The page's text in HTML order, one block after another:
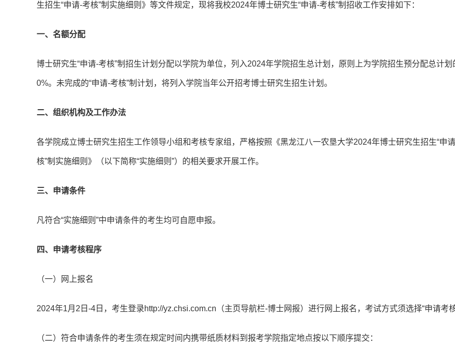
生招生“申请-考核”制实施细则》等文件规定，现将我校2024年博士研究生“申请-考核”制招收工作安排如下：
一、名额分配
博士研究生“申请-考核”制招生计划分配以学院为单位，列入2024年学院招生总计划，原则上为学院招生预分配总计划
0%。未完成的“申请-考核”制计划，将列入学院当年公开招考博士研究生招生计划。
二、组织机构及工作办法
各学院成立博士研究生招生工作领导小组和考核专家组，严格按照《黑龙江八一农垦大学2024年博士研究生招生“申
核”制实施细则》（以下简称“实施细则”）的相关要求开展工作。
三、申请条件
凡符合“实施细则”中申请条件的考生均可自愿申报。
四、申请考核程序
（一）网上报名
2024年1月2日-4日，考生登录http://yz.chsi.com.cn（主页导航栏-博士网报）进行网上报名，考试方式须选择“申请考
（二）符合申请条件的考生须在规定时间内携带纸质材料到报考学院指定地点按以下顺序提交：